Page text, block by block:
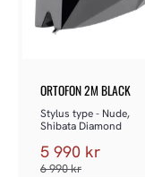
ORTOFON 2M BLACK
Stylus type - Nude,
Shibata Diamond
5 990 kr
6 990kr